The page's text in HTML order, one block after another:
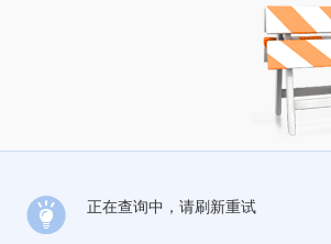
正在查询中，请刷新重试